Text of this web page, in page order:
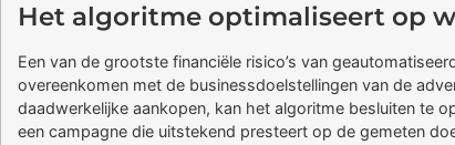
Het algoritme optimaliseert op
Een van de grootste financiële risico’s van
overeenkomen met de businessdoelstellingen van de
daadwerkelijke aankopen, kan het algoritme besluiten te
een campagne die uitstekend presteert op de gemeten